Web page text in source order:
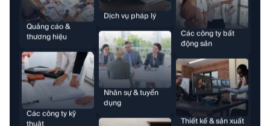
Các công ty kỹ
Nhân sự & tuyển
Các trường đại
Các công ty bất
động sản
Thiết kế & sản xuất